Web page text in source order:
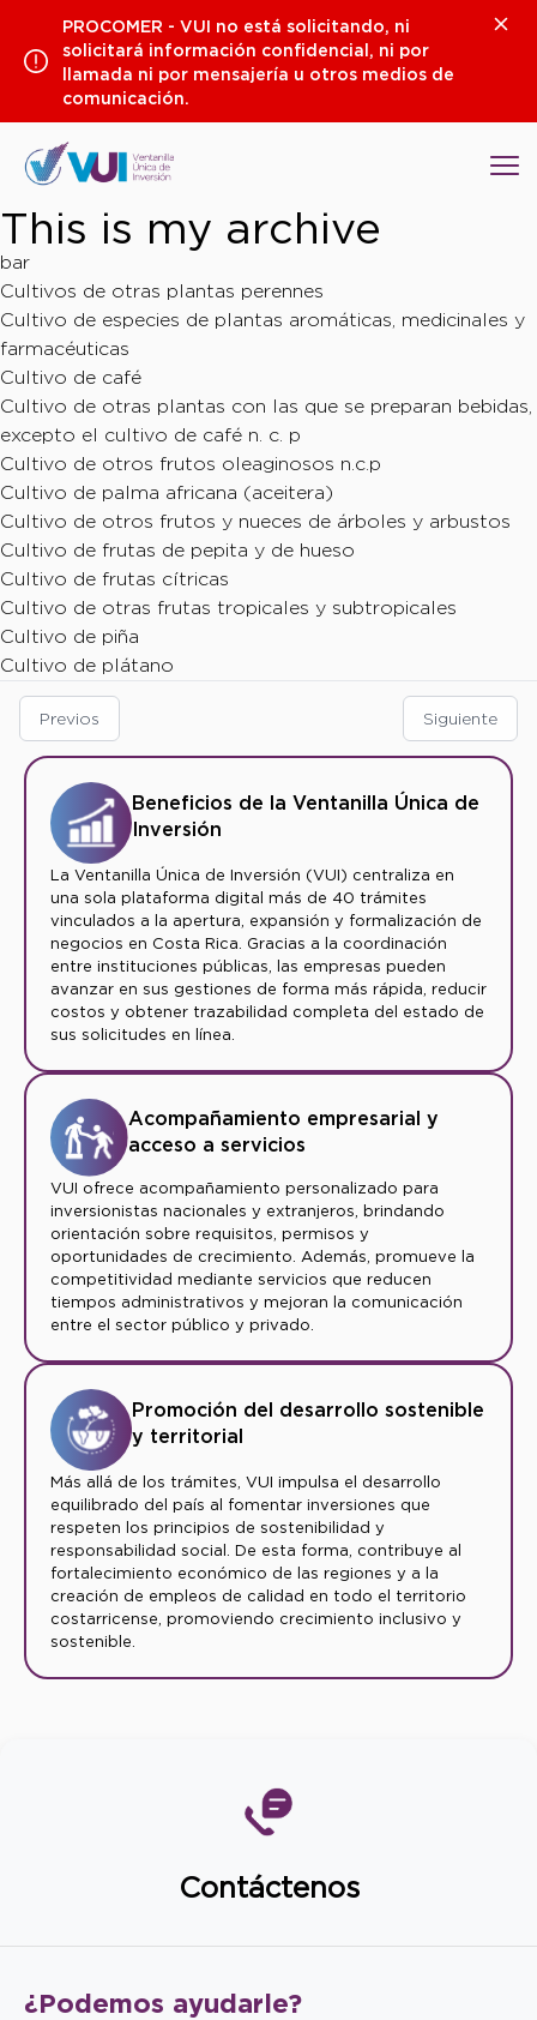
contenido
PROCOMER - VUI no está solicitando, ni
solicitará información confidencial, ni por
llamada ni por mensajería u otros medios de
comunicación.
This is my archive
bar
Cultivos de otras plantas perennes
Cultivo de especies de plantas aromáticas, medicinales y
farmacéuticas
Cultivo de café
Cultivo de otras plantas con las que se preparan bebidas,
excepto el cultivo de café n. c. p
Cultivo de otros frutos oleaginosos n.c.p
Cultivo de palma africana (aceitera)
Cultivo de otros frutos y nueces de árboles y arbustos
Cultivo de frutas de pepita y de hueso
Cultivo de frutas cítricas
Cultivo de otras frutas tropicales y subtropicales
Cultivo de piña
Cultivo de plátano
Previos Siguiente
Beneficios de la Ventanilla Única de
Inversión
La Ventanilla Única de Inversión (VUI) centraliza en
una sola plataforma digital más de 40 trámites
vinculados a la apertura, expansión y formalización de
negocios en Costa Rica. Gracias a la coordinación
entre instituciones públicas, las empresas pueden
avanzar en sus gestiones de forma más rápida, reducir
costos y obtener trazabilidad completa del estado de
sus solicitudes en línea.
Acompañamiento empresarial y
acceso a servicios
VUI ofrece acompañamiento personalizado para
inversionistas nacionales y extranjeros, brindando
orientación sobre requisitos, permisos y
oportunidades de crecimiento. Además, promueve la
competitividad mediante servicios que reducen
tiempos administrativos y mejoran la comunicación
entre el sector público y privado.
Promoción del desarrollo sostenible
y territorial
Más allá de los trámites, VUI impulsa el desarrollo
equilibrado del país al fomentar inversiones que
respeten los principios de sostenibilidad y
responsabilidad social. De esta forma, contribuye al
fortalecimiento económico de las regiones y a la
creación de empleos de calidad en todo el territorio
costarricense, promoviendo crecimiento inclusivo y
sostenible.
Contáctenos
¿Podemos ayudarle?